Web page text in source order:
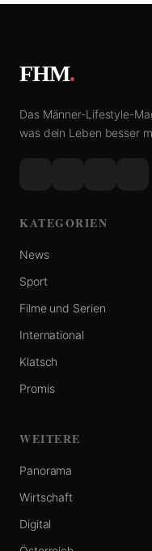
FHM.
Das Männer-Lifestyle-
was dein Leben besser
KATEGORIEN
News
Sport
Filme und Serien
International
Klatsch
Promis
WEITERE
Panorama
Wirtschaft
Digital